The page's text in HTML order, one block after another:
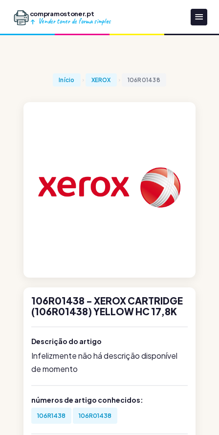
compramostoner.pt
Vender toner de forma simples
Início XEROX 106R01438
106R01438 - XEROX CARTRIDGE
(106R01438) YELLOW HC 17,8K
Descrição do artigo
Infelizmente não há descrição disponível
de momento
números de artigo conhecidos:
106R1438 106R01438